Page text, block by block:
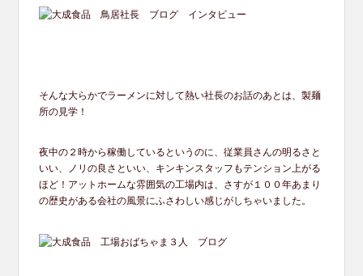
そんな大らかでラーメンに対して熱い社長のお話のあとは、 製麺
所の見学！
夜中の２時から稼働しているというのに、 従業員さんの明るさと
いい、ノリの良さといい、 キンキンスタッフもテンション上がる
ほど！ アットホームな雰囲気の工場内は、 さすが１００年あまり
の歴史がある会社の風景にふさわしい感じがしちゃいました。